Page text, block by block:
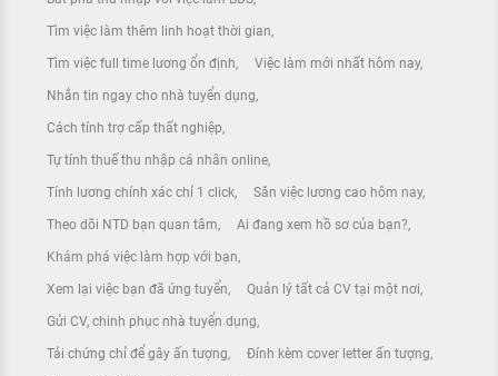
Tìm việc làm thêm linh hoạt thời gian
Tìm việc full time lương ổn định Việc làm mới nhất hôm nay
Nhắn tin ngay cho nhà tuyển dụng
Cách tính trợ cấp thất nghiệp
Tự tính thuế thu nhập cá nhân online
Tính lương chính xác chỉ 1 click Săn việc lương cao hôm nay
Theo dõi NTD bạn quan tâm Ai đang xem hồ sơ của bạn?
Khám phá việc làm hợp với bạn
Xem lại việc bạn đã ứng tuyển Quản lý tất cả CV tại một nơi
Gửi CV, chinh phục nhà tuyển dụng
Tải chứng chỉ để gây ấn tượng Đính kèm cover letter ấn tượng